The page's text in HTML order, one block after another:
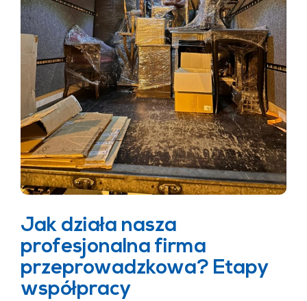
Jak działa nasza
profesjonalna firma
przeprowadzkowa? Etapy
współpracy